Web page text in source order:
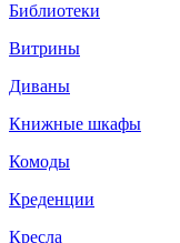
Библиотеки
Витрины
Диваны
Книжные шкафы
Комоды
Креденции
Кресла